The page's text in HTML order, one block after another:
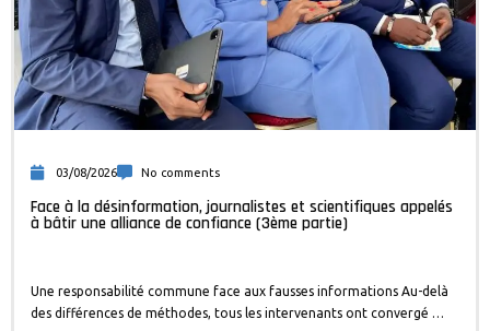
03/08/2026 No comments
Face à la désinformation, journalistes et scientifiques appelés
à bâtir une alliance de confiance (3ème partie)
Une responsabilité commune face aux fausses informations Au-delà
des différences de méthodes, tous les intervenants ont convergé …